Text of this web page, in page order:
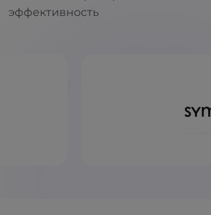
эффективность